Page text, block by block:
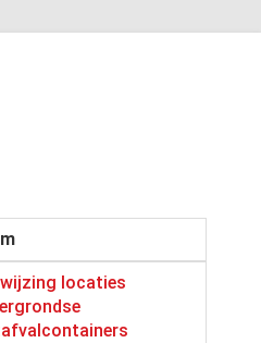
locaties